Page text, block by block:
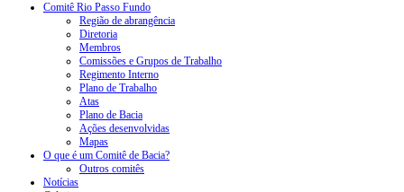
Comitê Rio Passo Fundo
Região de abrangência
Diretoria
Membros
Comissões e Grupos de Trabalho
Regimento Interno
Plano de Trabalho
Atas
Plano de Bacia
Ações desenvolvidas
Mapas
O que é um Comitê de Bacia?
Outros comitês
Notícias